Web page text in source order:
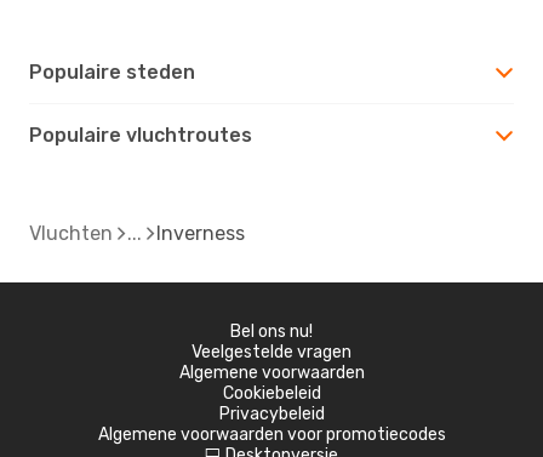
Populaire steden
Populaire vluchtroutes
Vluchten Inverness
Bel ons nu!
Veelgestelde vragen
Algemene voorwaarden
Cookiebeleid
Privacybeleid
Algemene voorwaarden voor promotiecodes